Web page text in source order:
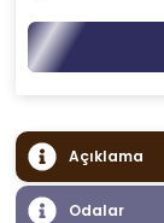
Açıklama
Odalar